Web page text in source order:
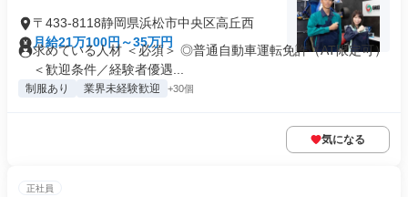
〒433-8118静岡県浜松市中央区高丘西
月給21万100円～35万円
求めている人材 ＜必須＞ ◎普通自動車運転免許（AT限定可）
＜歓迎条件／経験者優遇...
制服あり 業界未経験歓迎 +30個
気になる
正社員